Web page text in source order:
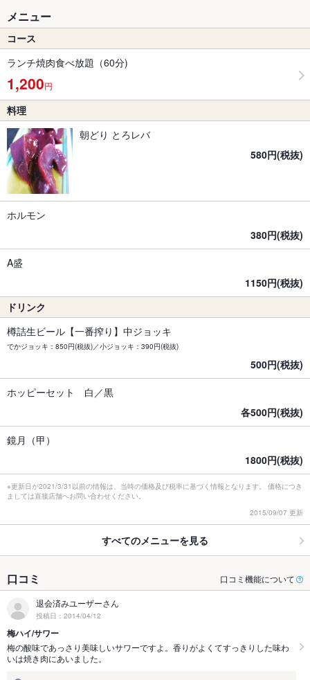
メニュー
コース
ランチ焼肉食べ放題（60分)
1,200円
料理
朝どり とろレバ
580円(税抜)
ホルモン
380円(税抜)
A盛
1150円(税抜)
ドリンク
樽詰生ビール【一番搾り】中ジョッキ
でかジョッキ：850円(税抜)／小ジョッキ：390円(税抜)
500円(税抜)
ホッピーセット 白／黒
各500円(税抜)
鏡月（甲）
1800円(税抜)
※更新日が2021/3/31以前の情報は、当時の価格及び税率に基づく情報となります。 価格につき
ましては直接店舗へお問い合わせください。
2015/09/07 更新
すべてのメニューを見る
口コミ 口コミ機能について
退会済みユーザーさん
投稿日：2014/04/12
梅ハイ/サワー
梅の酸味であっさり美味しいサワーですよ。香りがよくてすっきりした味わ
いは焼き肉にあいました。